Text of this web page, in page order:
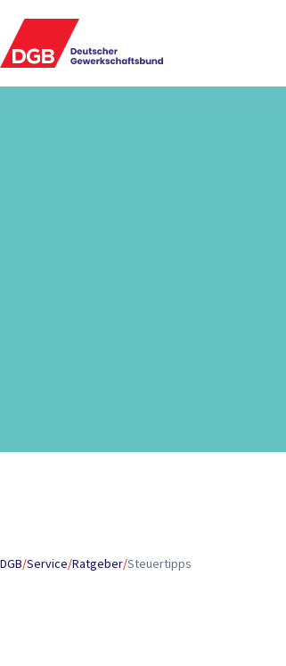
DGB/Service/Ratgeber/Steuertipps